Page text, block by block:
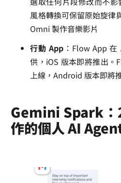
風格轉換可保留原始旋律
Omni 製作音樂影片
行動 App ：Flow App
供，iOS 版本即將推出。
上線，Android 版本即將
Gemini Spark：
作的個人 AI